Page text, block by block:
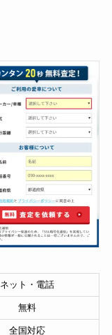
ネット・電話
無料
全国対応